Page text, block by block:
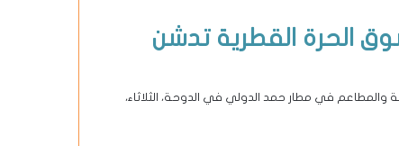
الحرة القطرية تدشن
والمطاعم في مطار حمد الدولي في الدوحة، الثلاثاء،